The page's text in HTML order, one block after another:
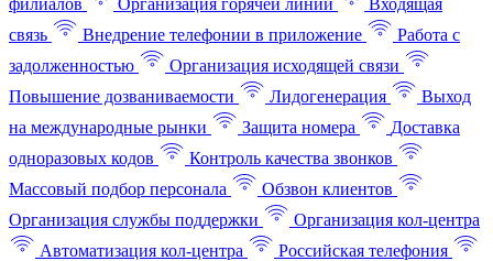
филиалов
Организация горячей линии
Входящая
связь
Внедрение телефонии в приложение
Работа с
задолженностью
Организация исходящей связи
Повышение дозваниваемости
Лидогенерация
Выход
на международные рынки
Защита номера
Доставка
одноразовых кодов
Контроль качества звонков
Массовый подбор персонала
Обзвон клиентов
Организация службы поддержки
Организация кол-центра
Автоматизация кол-центра
Российская телефония